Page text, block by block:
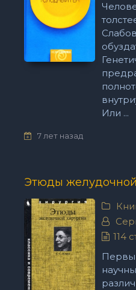
Или ...
7 лет назад
114